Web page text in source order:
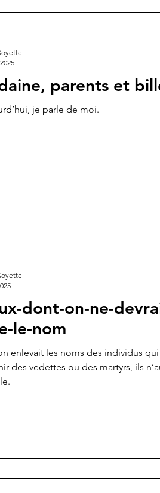
parents et
je parle de moi.
dont-on-ne-
le-nom
enlevait les noms des individus
des vedettes ou des martyrs, ils